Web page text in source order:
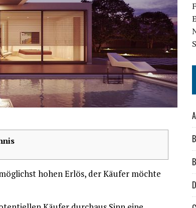
hohen Erlös, der Käufer möchte